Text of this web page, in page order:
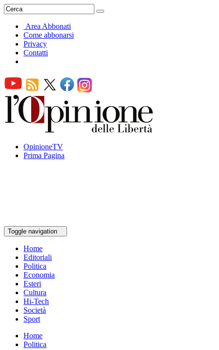
Area Abbonati
Come abbonarsi
Privacy
Contatti
OpinioneTV
Prima Pagina
Toggle navigation
Home
Editoriali
Politica
Economia
Esteri
Cultura
Hi-Tech
Società
Sport
Home
Politica